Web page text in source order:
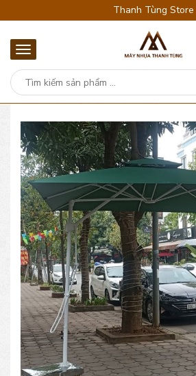
Thanh Tùng Store